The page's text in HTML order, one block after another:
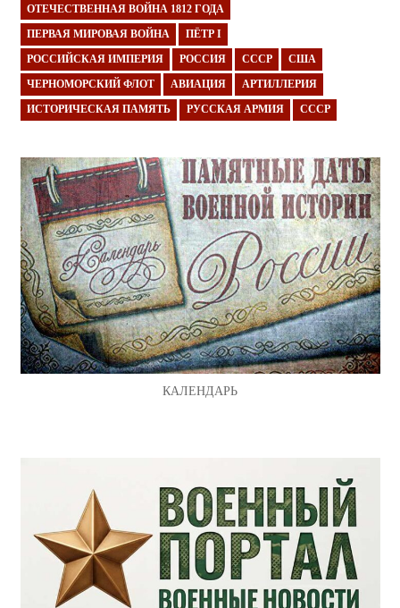
ОТЕЧЕСТВЕННАЯ ВОЙНА 1812 ГОДА
ПЕРВАЯ МИРОВАЯ ВОЙНА ПЁТР I
РОССИЙСКАЯ ИМПЕРИЯ РОССИЯ СССР США
ЧЕРНОМОРСКИЙ ФЛОТ АВИАЦИЯ АРТИЛЛЕРИЯ
ИСТОРИЧЕСКАЯ ПАМЯТЬ РУССКАЯ АРМИЯ СССР
КАЛЕНДАРЬ